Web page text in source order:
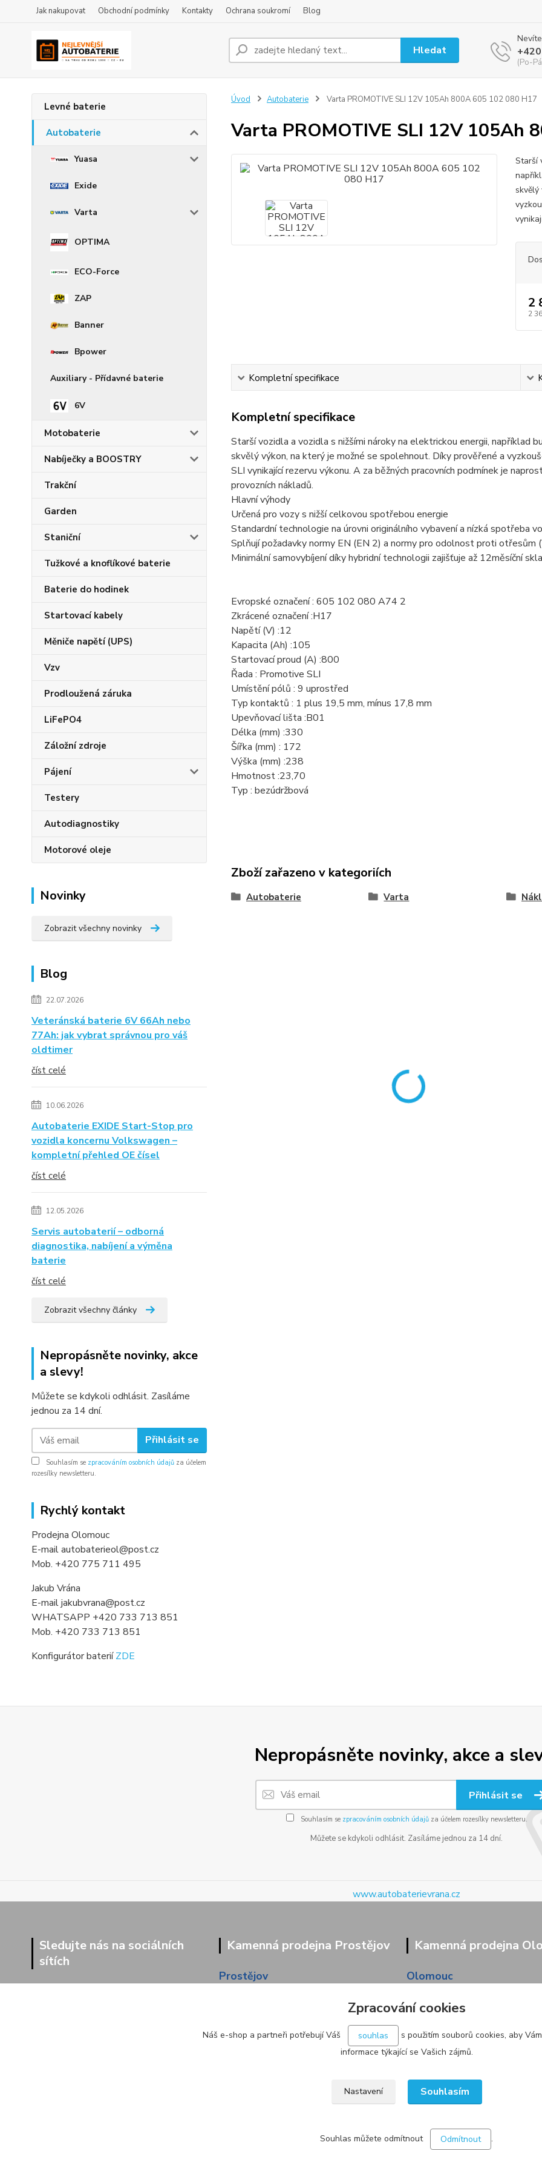
Jak nakupovat Obchodní podmínky Kontakty Ochrana soukromí Blog
Hledat
(Po-
Levné baterie
Autobaterie
Yuasa
Exide
Varta
OPTIMA
ECO-Force
ZAP
Banner
Bpower
Auxiliary - Přídavné baterie
6V
Motobaterie
Nabíječky a BOOSTRY
Trakční
Garden
Staniční
Tužkové a knoflíkové baterie
Baterie do hodinek
Startovací kabely
Měniče napětí (UPS)
Vzv
Prodloužená záruka
LiFePO4
Záložní zdroje
Pájení
Testery
Autodiagnostiky
Motorové oleje
Novinky
Zobrazit všechny novinky
Blog
22.07.2026
Veteránská baterie 6V 66Ah nebo
77Ah: jak vybrat správnou pro váš
oldtimer
číst celé
10.06.2026
Autobaterie EXIDE Start-Stop pro
vozidla koncernu Volkswagen –
kompletní přehled OE čísel
číst celé
12.05.2026
Servis autobaterií – odborná
diagnostika, nabíjení a výměna
baterie
číst celé
Zobrazit všechny články
Nepropásněte novinky, akce
a slevy!
Můžete se kdykoli odhlásit. Zasíláme
jednou za 14 dní.
Přihlásit se
Souhlasím se zpracováním osobních údajů za účelem
rozesílky newsletteru.
Rychlý kontakt
Prodejna Olomouc
E-mail autobaterieol@post.cz
Mob. +420 775 711 495
Jakub Vrána
E-mail jakubvrana@post.cz
WHATSAPP +420 733 713 851
Mob. +420 733 713 851
Konfigurátor bateriíZDE
Úvod Autobaterie Varta PROMOTIVE SLI 12V 105Ah 800A 605 102 080 H17
Varta PROMOTIVE SLI 12V 105Ah
Starší
2
2
Kompletní specifikace
Kompletní specifikace
Starší vozidla a vozidla s nižšími nároky na elektrickou energii,
skvělý výkon, na který je možné se spolehnout. Díky prověřené a
SLI vynikající rezervu výkonu. A za běžných pracovních podmínek je
provozních nákladů.
Hlavní výhody
Určená pro vozy s nižší celkovou spotřebou energie
Standardní technologie na úrovni originálního vybavení a nízká spotřeba
Splňují požadavky normy EN (EN 2) a normy pro odolnost proti otřesům
Minimální samovybíjení díky hybridní technologii zajišťuje až 12měsíční
Evropské označení : 605 102 080 A74 2
Zkrácené označení :H17
Napětí (V) :12
Kapacita (Ah) :105
Startovací proud (A) :800
Řada : Promotive SLI
Umístění pólů : 9 uprostřed
Typ kontaktů : 1 plus 19,5 mm, mínus 17,8 mm
Upevňovací lišta :B01
Délka (mm) :330
Šířka (mm) : 172
Výška (mm) :238
Hmotnost :23,70
Typ : bezúdržbová
Zboží zařazeno v kategoriích
Autobaterie Varta
Nepropásněte novinky, akce a
Přihlásit se
Souhlasím se zpracováním osobních údajůza účelem rozesílky newsletteru.
Můžete se kdykoli odhlásit. Zasíláme jednou za 14 dní.
www.autobaterievrana.cz
Sledujte nás na sociálních
sítích
Kamenná prodejna Prostějov
Prostějov
Kamenná prodejna
Olomouc
Zpracování cookies
Náš e-shop a partneři potřebují Váš souhlas
s použitím souborů cookies, aby
informace týkající se Vašich zájmů.
Nastavení Souhlasím
Souhlas můžete odmítnout Odmítnout .